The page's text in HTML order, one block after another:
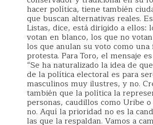
hacer política, tiene también
que buscan alternativas reales.
Listas, dice, está dirigido a ellos:
votan en blanco, los que no
los que anulan su voto como una
protesta. Para Toro, el mensaje
“Se ha naturalizado la idea de
de la política electoral es para
masculinos muy ilustres, y no.
también que la política la
personas, caudillos como Uribe
no. Aquí la prioridad no es la
las que la respaldan. Vamos a